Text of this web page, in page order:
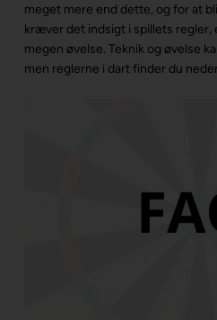
meget mere end dette, og for at
kræver det indsigt i spillets regler,
megen øvelse. Teknik og øvelse
men reglerne i dart finder du